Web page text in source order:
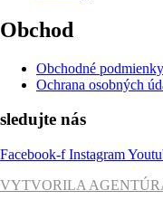
Obchod
Obchodné podmienky
Ochrana osobných
sledujte nás
Facebook-f Instagram
VYTVORILA